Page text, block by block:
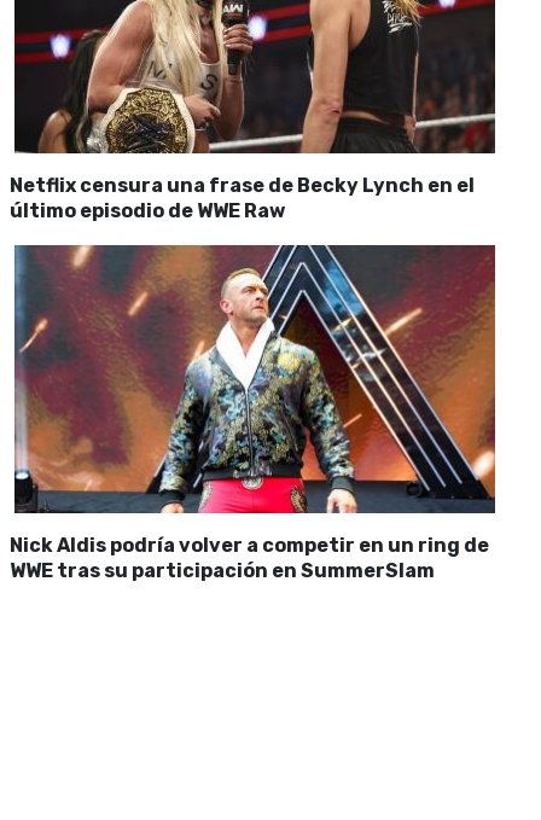
Netflix censura una frase de Becky Lynch en el
último episodio de WWE Raw
Nick Aldis podría volver a competir en un ring de
WWE tras su participación en SummerSlam